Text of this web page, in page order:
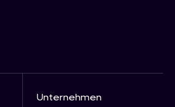
Unternehmen